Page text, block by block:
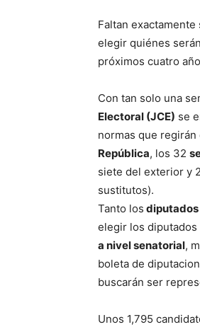
Faltan
elegir quiénes
próximos cuatro
Con tan solo una
Electoral (JCE) se
normas que
República, los 32
siete del exterior y
sustitutos).
Tanto los
elegir los diputados
a nivel senatorial,
boleta de
buscarán ser
Unos 1,795